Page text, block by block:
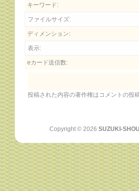
キーワード:
ファイルサイズ:
ディメンション:
表示:
eカード送信数:
投稿された内容の著作権はコメントの投
Copyright © 2026 SUZUKI-